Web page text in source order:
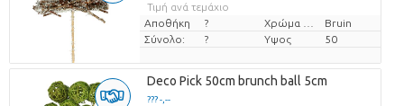
Τιμή ανά τεμάχιο
Αποθήκη
?
Bruin
Σύνολο:
? Υψος 50
Deco Pick 50cm brunch ball 5cm
??? -,--